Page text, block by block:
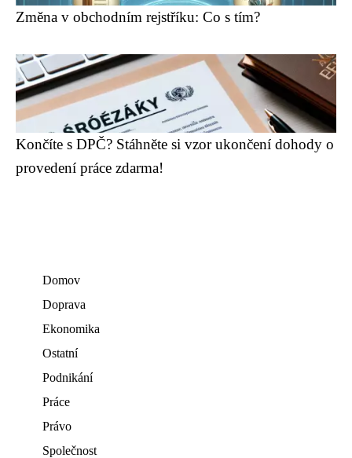
Změna v obchodním rejstříku: Co s tím?
Končíte s DPČ? Stáhněte si vzor ukončení dohody o
provedení práce zdarma!
Domov
Doprava
Ekonomika
Ostatní
Podnikání
Práce
Právo
Společnost